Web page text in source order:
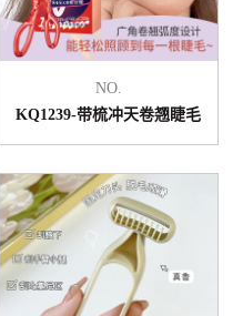
NO.
KQ1239-带梳冲天卷翘睫毛